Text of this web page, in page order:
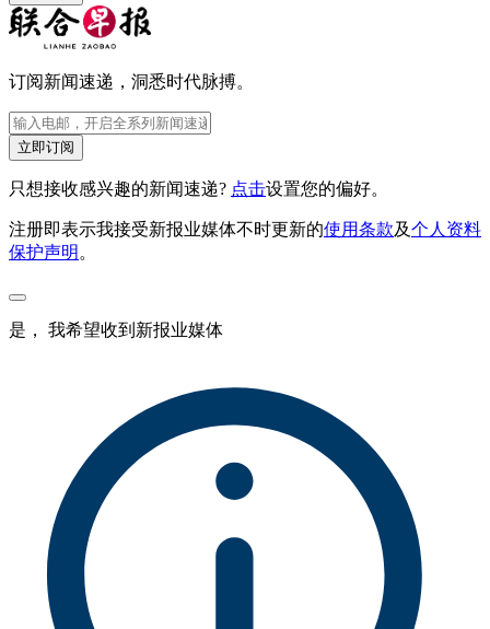
订阅新闻速递，洞悉时代脉搏。
立即订阅
只想接收感兴趣的新闻速递? 点击设置您的偏好。
注册即表示我接受新报业媒体不时更新的使用条款及个人资料
保护声明 。
是， 我希望收到新报业媒体